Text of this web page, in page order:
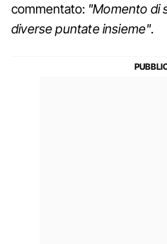
commentato: "Momento di
diverse puntate insieme".